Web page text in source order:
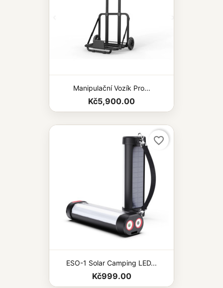
Manipulační Vozík Pro...
Kč5,900.00
ESO-1 Solar Camping LED...
Kč999.00
favorite_border